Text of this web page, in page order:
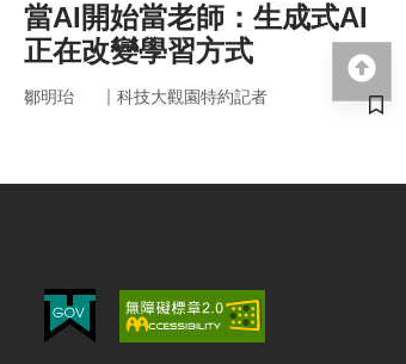
書籤
當AI開始當老師：生成式AI
正在改變學習方式
鄒明珆 ｜ 科技大觀園特約記者
儲
回